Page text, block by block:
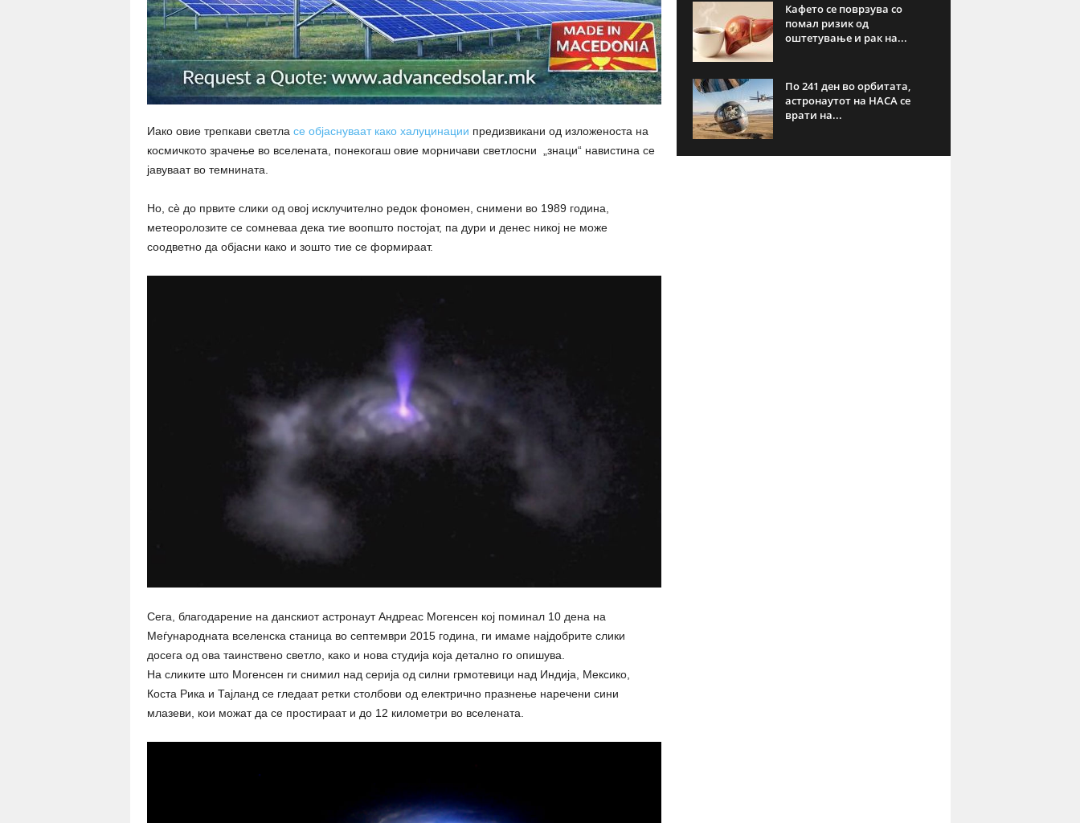
Иако овие трепкави светла се објаснуваат како халуцинации предизвикани од изложеноста на
космичкото зрачење во вселената, понекогаш овие морничави светлосни „знаци“ навистина се
јавуваат во темнината.
Но, сѐ до првите слики од овој исклучително редок фономен, снимени во 1989 година,
метеоролозите се сомневаа дека тие воопшто постојат, па дури и денес никој не може
соодветно да објасни како и зошто тие се формираат.
Сега, благодарение на данскиот астронаут Андреас Могенсен кој поминал 10 дена на
Меѓународната вселенска станица во септември 2015 година, ги имаме најдобрите слики
досега од ова таинствено светло, како и нова студија која детално го опишува.
На сликите што Могенсен ги снимил над серија од силни грмотевици над Индија, Мексико,
Коста Рика и Тајланд се гледаат ретки столбови од електрично празнење наречени сини
млазеви, кои можат да се простираат и до 12 километри во вселената.
Кафето се поврзува со
помал ризик од
оштетување и рак на...
По 241 ден во орбитата,
астронаутот на НАСА се
врати на...